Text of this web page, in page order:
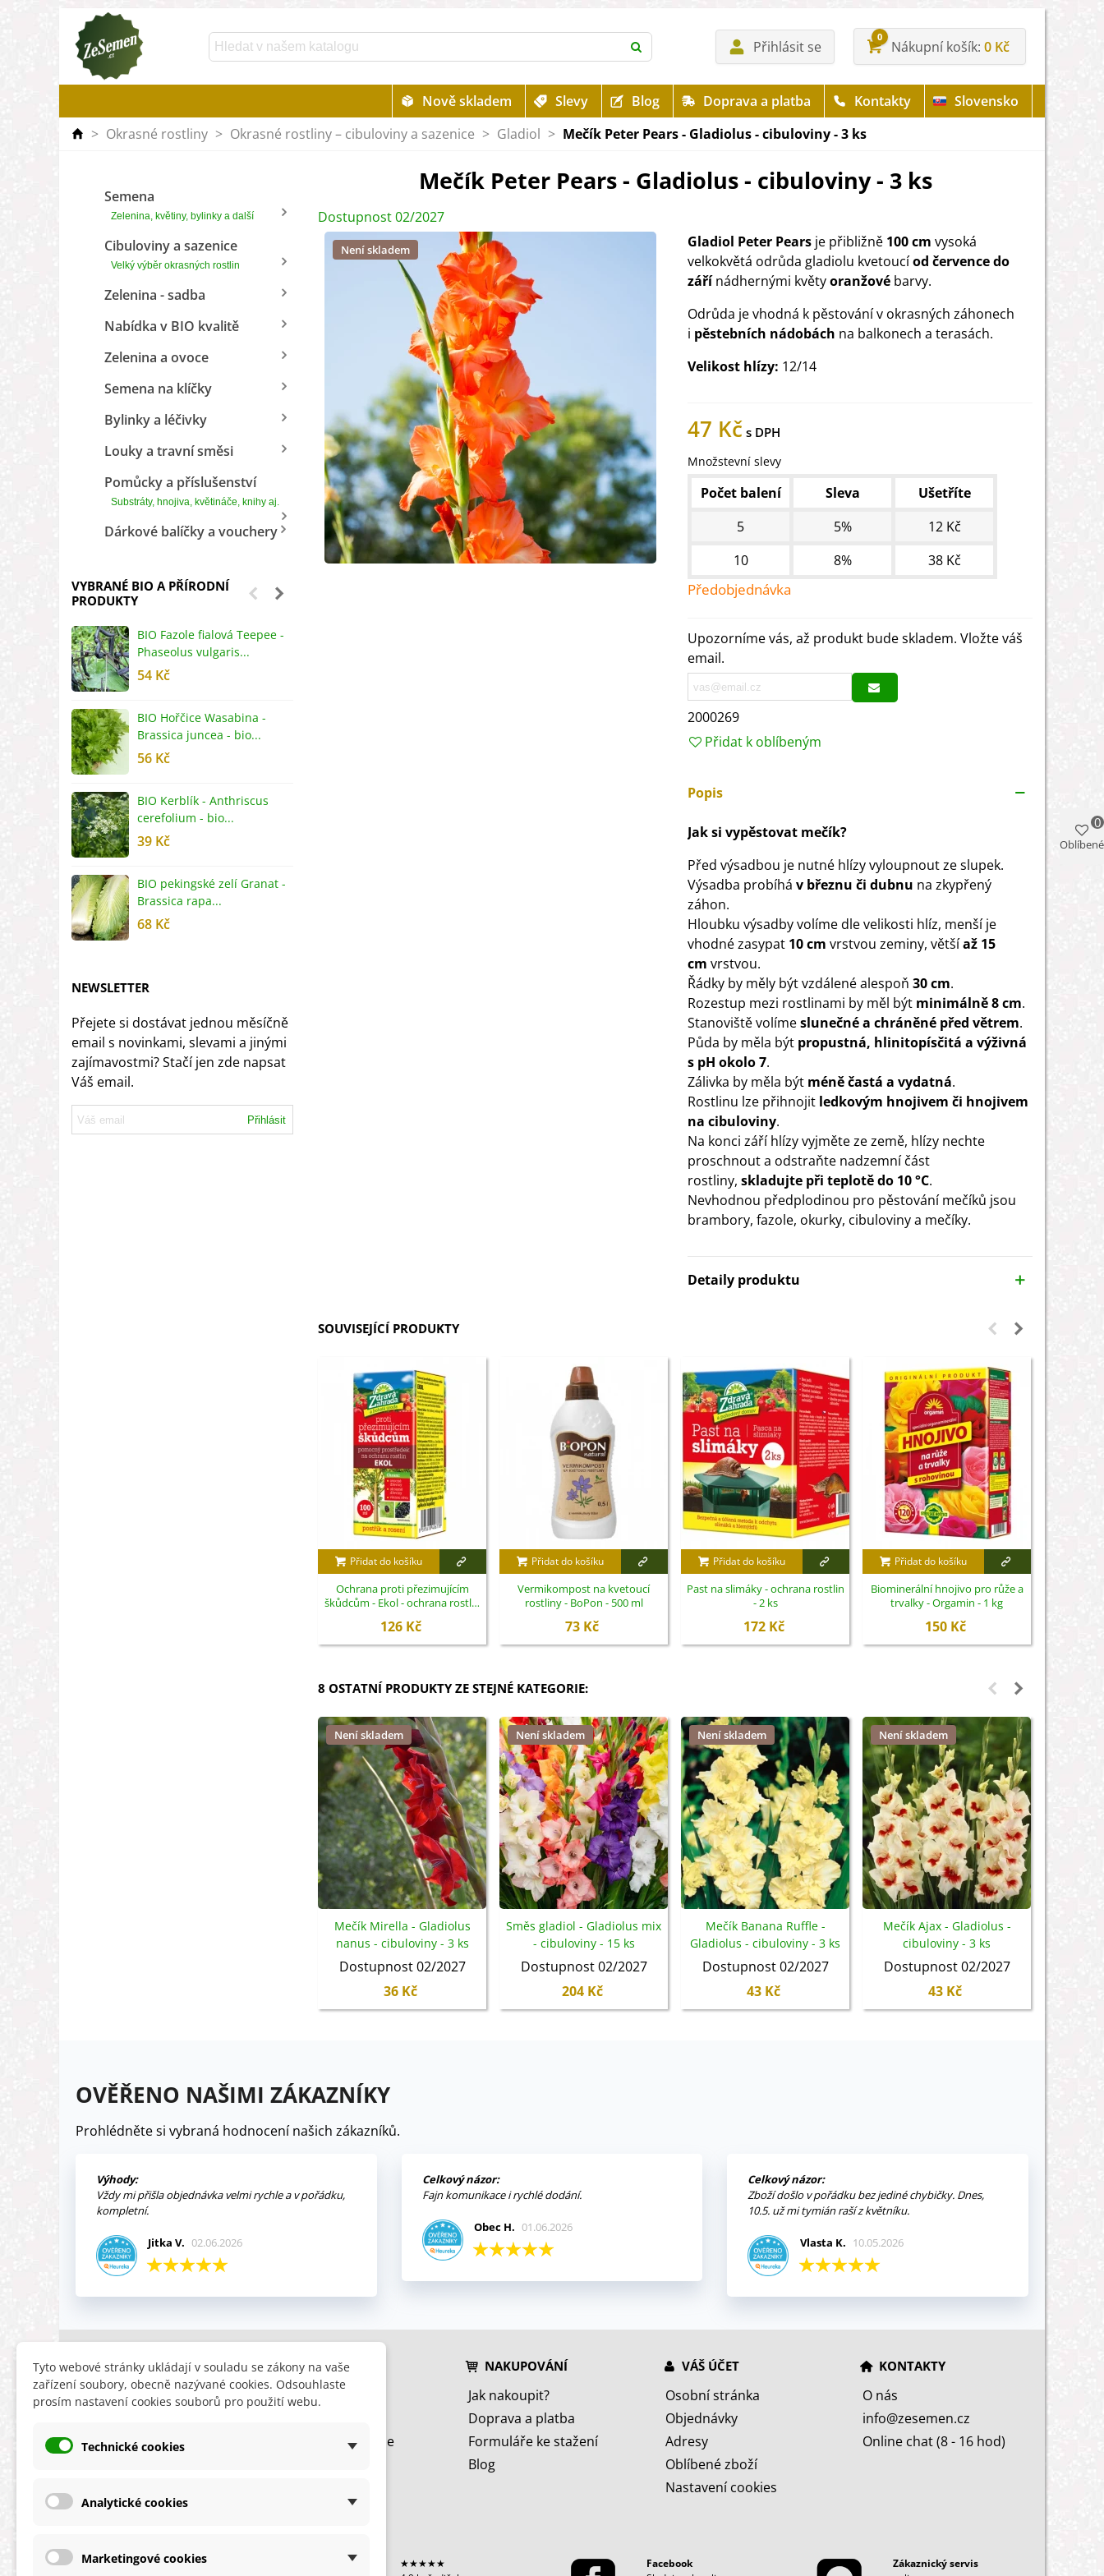
Přihlásit se
0
Nákupní košík 0 Kč
Nově skladem Slevy Blog Doprava a platba Kontakty
Slovensko
> Okrasné rostliny > Okrasné rostliny – cibuloviny a sazenice > Gladiol > Mečík Peter Pears - Gladiolus - cibuloviny - 3 ks
Semena
Zelenina, květiny, bylinky a další
Cibuloviny a sazenice
Velký výběr okrasných rostlin
Zelenina - sadba
Nabídka v BIO kvalitě
Zelenina a ovoce
Semena na klíčky
Bylinky a léčivky
Louky a travní směsi
Pomůcky a příslušenství
Substráty, hnojiva, květináče, knihy aj.
Dárkové balíčky a vouchery
VYBRANÉ BIO A PŘÍRODNÍ
PRODUKTY
BIO Fazole fialová Teepee -
Phaseolus vulgaris...
54 Kč
BIO Hořčice Wasabina -
Brassica juncea - bio...
56 Kč
BIO Kerblík - Anthriscus
cerefolium - bio...
39 Kč
BIO pekingské zelí Granat -
Brassica rapa...
68 Kč
NEWSLETTER
Přejete si dostávat jednou měsíčně
email s novinkami, slevami a jinými
zajímavostmi? Stačí jen zde napsat
Váš email.
Přihlásit
Mečík Peter Pears - Gladiolus - cibuloviny - 3 ks
Dostupnost 02/2027
Není skladem Gladiol Peter Pears je přibližně 100 cm vysoká
velkokvětá odrůda gladiolu kvetoucíod července do
zářínádhernými květyoranžové barvy.
Odrůda je vhodná k pěstování v okrasných záhonech
i pěstebních nádobách na balkonech a terasách.
Velikost hlízy: 12/14
47 Kč
Množstevní slevy
Počet balení Sleva
Ušetříte
5
5%
12 Kč
10
8% 38 Kč
Předobjednávka
Upozorníme vás, až produkt bude skladem. Vložte váš
email.
2000269
Přidat k oblíbeným
Popis
Jak si vypěstovat mečík?
Před výsadbou je nutné hlízy vyloupnout ze slupek.
Výsadba probíhá v březnu či dubnu na zkypřený
záhon.
Hloubku výsadby volíme dle velikosti hlíz, menší je
vhodné zasypat 10 cm vrstvou zeminy, většíaž 15
cm vrstvou.
Řádky by měly být vzdálené alespoň 30 cm.
Rozestup mezi rostlinami by měl být minimálně 8 cm.
Stanoviště volímeslunečné a chráněné před větrem.
Půda by měla být propustná, hlinitopísčitá a výživná
s pH okolo 7.
Zálivka by měla být méně častá a vydatná.
Rostlinu lze přihnojit ledkovým hnojivem či hnojivem
na cibuloviny.
Na konci září hlízy vyjměte ze země, hlízy nechte
proschnout a odstraňte nadzemní část
rostliny, skladujte při teplotě do 10 °C.
Nevhodnou předplodinou pro pěstování mečíků jsou
brambory, fazole, okurky, cibuloviny a mečíky.
Detaily produktu
SOUVISEJÍCÍ PRODUKTY
Přidat do košíku
Ochrana proti přezimujícím
škůdcům - Ekol - ochrana rostlin
126 Kč
Přidat do košíku
Vermikompost na kvetoucí
rostliny - BoPon - 500 ml
73 Kč
Přidat do košíku
Past na slimáky - ochrana rostlin
- 2 ks
172 Kč
Přidat do košíku
Biominerální hnojivo pro růže a
trvalky - Orgamin - 1 kg
150 Kč
8 OSTATNÍ PRODUKTY ZE STEJNÉ KATEGORIE:
Není skladem
Mečík Mirella - Gladiolus
nanus - cibuloviny - 3 ks
Dostupnost 02/2027
36 Kč
Není skladem
Směs gladiol - Gladiolus mix
- cibuloviny - 15 ks
Dostupnost 02/2027
204 Kč
Není skladem
Mečík Banana Ruffle -
Gladiolus - cibuloviny - 3 ks
Dostupnost 02/2027
43 Kč
Není skladem
Mečík Ajax - Gladiolus -
cibuloviny - 3 ks
Dostupnost 02/2027
43 Kč
OVĚŘENO NAŠIMI ZÁKAZNÍKY
Prohlédněte si vybraná hodnocení našich zákazníků.
Výhody:
Vždy mi přišla objednávka velmi rychle a v pořádku,
kompletní.
Jitka V. 02.06.2026
Celkový názor:
Fajn komunikace i rychlé dodání.
Obec H. 01.06.2026
Celkový názor:
Zboží došlo v pořádku bez jediné chybičky. Dnes,
10.5. už mi tymián raší z květníku.
Vlasta K. 10.05.2026
INFORMACE
Obchodní podmínky
Ochrana osobních údajů
HLEDÁTE
Slevy
Nyní doporučujeme
NAKUPOVÁNÍ
Jak nakoupit?
Doprava a platba
Formuláře ke stažení
Blog
VÁŠ ÚČET
Osobní stránka
Objednávky
Adresy
Oblíbené zboží
Nastavení cookies
KONTAKTY
O nás
info@zesemen.cz
Online chat (8 - 16 hod)
★★★★★
★★★★★
Facebook
Zákaznický servis
Oblíbené
0
Tyto webové stránky ukládají v souladu se zákony na vaše
zařízení soubory, obecně nazývané cookies. Odsouhlaste
prosím nastavení cookies souborů pro použití webu.
Technické cookies
Analytické cookies
Marketingové cookies